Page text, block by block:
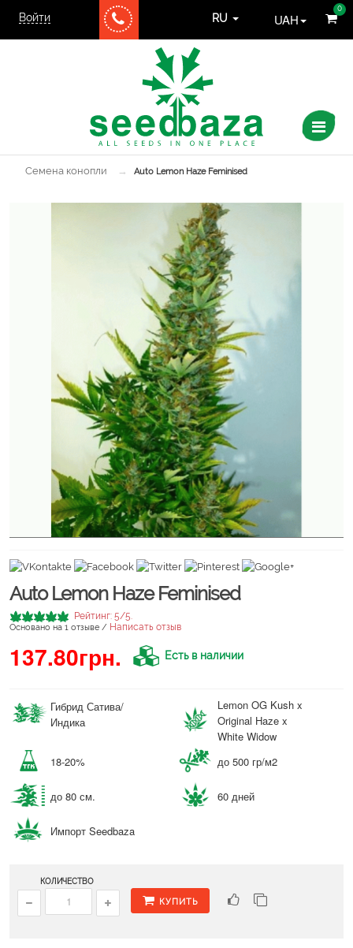
Войти
0
RU UAH
Семена конопли → Auto Lemon Haze Feminised
Auto Lemon Haze Feminised
Рейтинг: 5/5.
Основано на 1 отзыве / Написать отзыв
137.80грн. Есть в наличии
Гибрид Сатива/
Индика
Lemon OG Kush x
Original Haze x
White Widow
18-20%
до 500 гр/м2
до 80 см. 60 дней
Импорт Seedbaza
КОЛИЧЕСТВО
КУПИТЬ